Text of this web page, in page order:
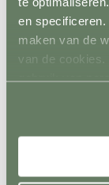
en specificeren.
maken van de
van de
gebruik van
Stap/
Contact